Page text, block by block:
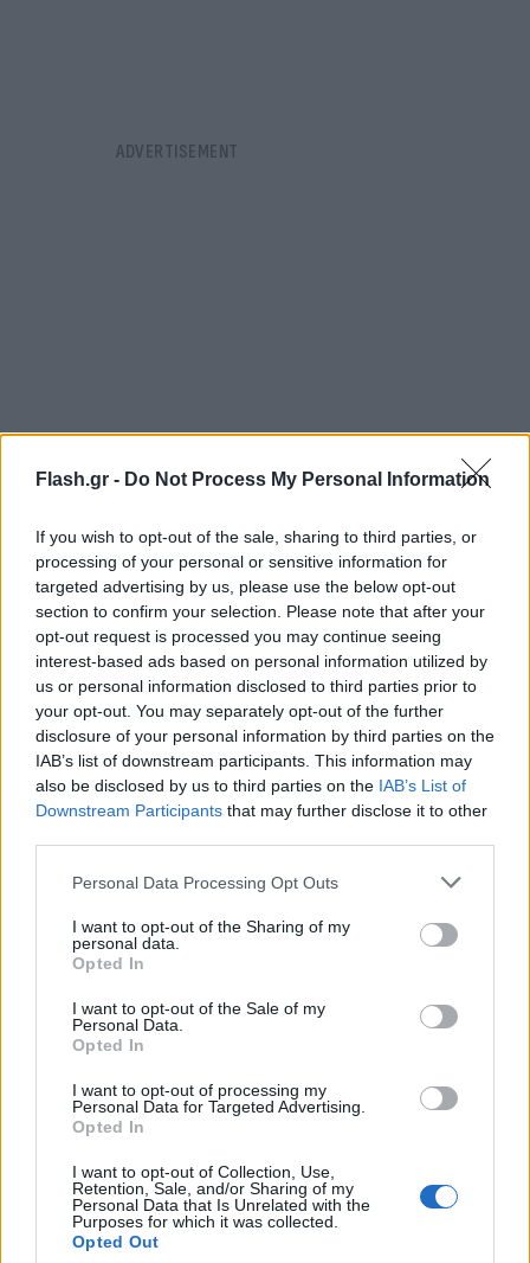
Flash.gr - Do Not Process My Personal Information
If you wish to opt-out of the sale, sharing to third parties, or
processing of your personal or sensitive information for
targeted advertising by us, please use the below opt-out
section to confirm your selection. Please note that after your
opt-out request is processed you may continue seeing
interest-based ads based on personal information utilized by
us or personal information disclosed to third parties prior to
your opt-out. You may separately opt-out of the further
disclosure of your personal information by third parties on the
IAB’s list of downstream participants. This information may
also be disclosed by us to third parties on the IAB’s List of
Downstream Participants that may further disclose it to other
Please note that this website/app uses one or more Google
not limited to your visit or usage behaviour. You may click to
grant or deny consent to Google and its third-party tags to
use your data for below specified purposes in below Google
consent section.
Personal Data Processing Opt Outs
I want to opt-out of the Sharing of my
personal data.
Opted In
I want to opt-out of the Sale of my
Personal Data.
Opted In
I want to opt-out of processing my
Personal Data for Targeted Advertising.
Opted In
I want to opt-out of Collection, Use,
Retention, Sale, and/or Sharing of my
Personal Data that Is Unrelated with the
Purposes for which it was collected.
Opted Out
Πηγές του κλάδου ανέφεραν ότι η κατασκευάστρια
αεροσκαφών παρέδωσε 72 αεροσκάφη τον
Νοέμβριο, λιγότερα από ό,τι ανέμεναν
προηγουμένως πολλοί αναλυτές, ανεβάζοντας το
σύνολο του στόλου μέχρι στιγμής σε 657
αεροσκάφη.
Όπως σημειώνουν οι ειδικοί, η εταιρεία στοχεύει
να παραδώσει «περίπου 820» αεροσκάφη έως το
τέλους του έτους, πράγμα που σημαίνει ότι θα
πρέπει να φτάσει σε ρεκόρ απόδοσης άνω των 160
αεροσκαφών τον Δεκέμβριο.
απογειωθεί από το Κανκούν του Μεξικού και
κατευθυνόταν προς το αεροδρόμιο Νιούαρκ της
Νέας Υόρκης αναγκάσθηκε να εκτελέσει επείγουσα
προσγείωση στην Τάμπα της Φλόριντα αφού το